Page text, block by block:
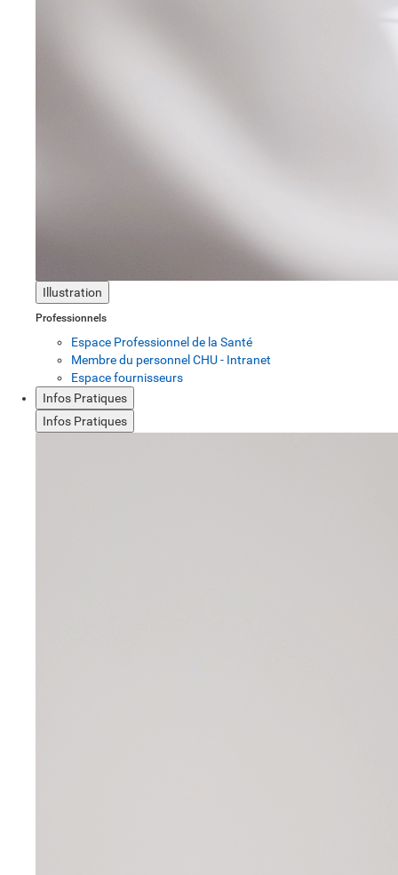
Illustration
Professionnels
Espace Professionnel de la Santé
Membre du personnel CHU - Intranet
Espace fournisseurs
Infos Pratiques
Infos Pratiques